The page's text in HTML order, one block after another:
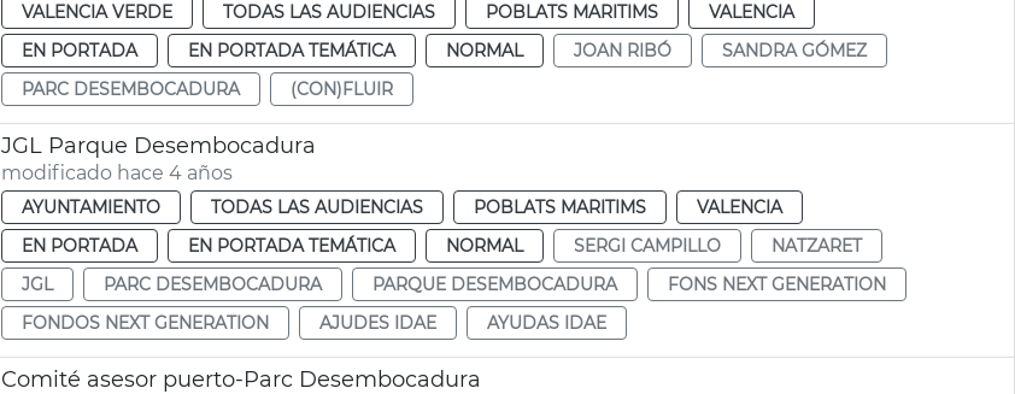
VALENCIA VERDE
TODAS LAS AUDIENCIAS POBLATS MARITIMS
VALENCIA
EN PORTADA
EN PORTADA TEMÁTICA NORMAL JOAN RIBÓ
SANDRA GÓMEZ
PARC DESEMBOCADURA
(CON)FLUIR
JGL Parque Desembocadura
modificado hace 4 años
AYUNTAMIENTO TODAS LAS AUDIENCIAS POBLATS MARITIMS
VALENCIA
EN PORTADA
EN PORTADA TEMÁTICA NORMAL SERGI CAMPILLO
NATZARET
JGL
PARC DESEMBOCADURA PARQUE DESEMBOCADURA
FONS NEXT GENERATION
FONDOS NEXT GENERATION
AJUDES IDAE AYUDAS IDAE
Comité asesor puerto-Parc Desembocadura